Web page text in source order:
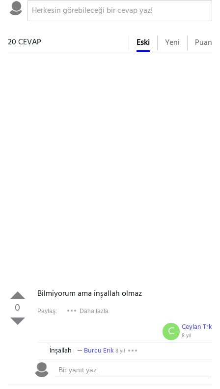
20 CEVAP Eski Yeni Puan
0
Bilmiyorum ama inşallah olmaz
Paylaş: Daha fazla
Ceylan Trk
8 yıl
C
İnşallah Burcu Erik 8 yıl